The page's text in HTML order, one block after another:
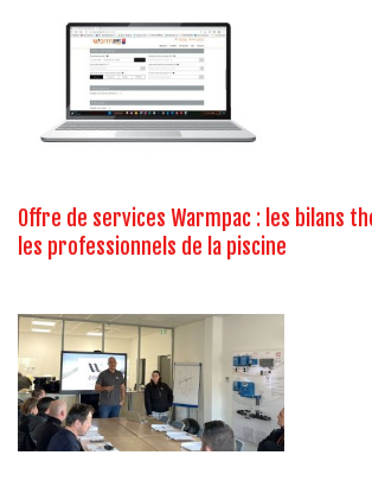
Offre de services Warmpac : les bilans
les professionnels de la piscine